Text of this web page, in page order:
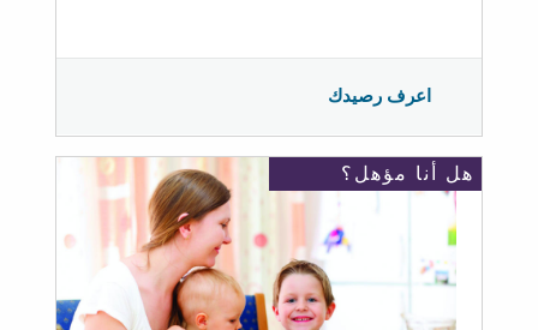
اعرف رصيدك
هل أنا مؤهل؟